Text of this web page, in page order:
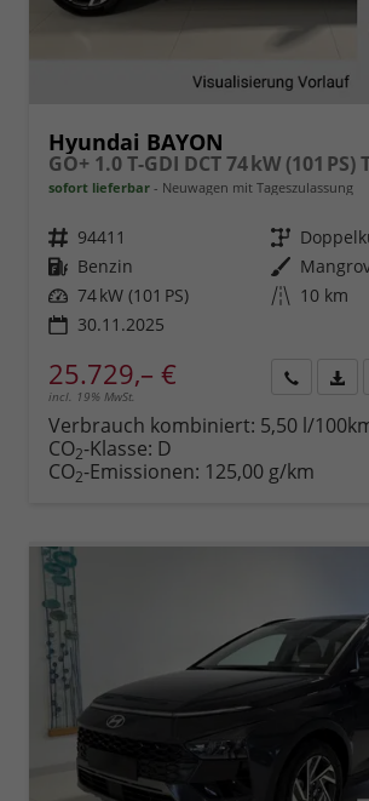
Hyundai BAYON
sofort lieferbar Neuwagen mit Tageszulassung
Fahrzeugnr. 94411 Getriebe
Kraftstoff Benzin Außenfarbe
Leistung 74 kW (101 PS) Kilometerstand 10 km
30.11.2025
25.729,– €
incl. 19% MwSt.
anfordern
Verbrauch kombiniert: 5,50 l/
CO2-Klasse: D
CO2-Emissionen: 125,00 g/km